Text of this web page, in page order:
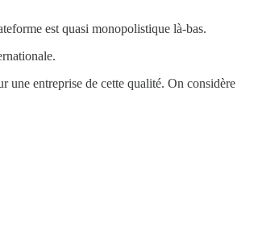
est quasi monopolistique là-bas.
une entreprise de cette qualité. On considère